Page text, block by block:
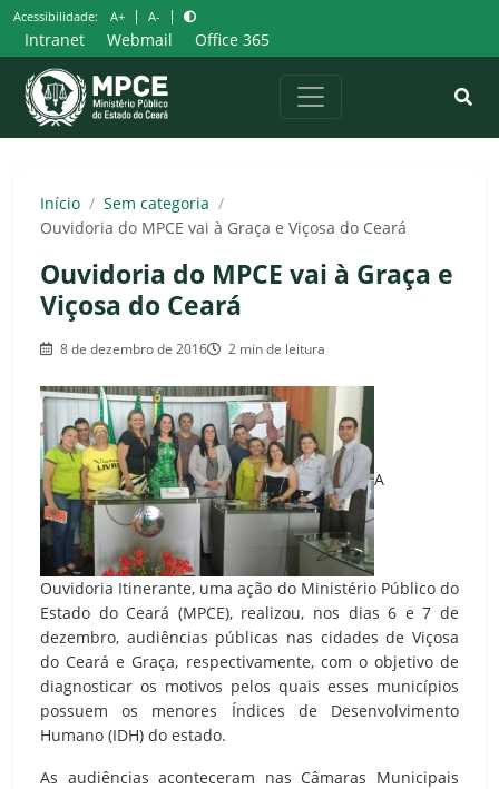
Pular
para
o
conteúdo
Acessibilidade: A+ | A- |
Intranet Webmail Office 365
Início / Sem categoria /
Ouvidoria do MPCE vai à Graça e Viçosa do Ceará
Ouvidoria do MPCE vai à Graça e
Viçosa do Ceará
8 de dezembro de 2016 2 min de leitura
A
Ouvidoria Itinerante, uma ação do Ministério Público do
Estado do Ceará (MPCE), realizou, nos dias 6 e 7 de
dezembro, audiências públicas nas cidades de Viçosa
do Ceará e Graça, respectivamente, com o objetivo de
diagnosticar os motivos pelos quais esses municípios
possuem os menores Índices de Desenvolvimento
Humano (IDH) do estado.
As audiências aconteceram nas Câmaras Municipais